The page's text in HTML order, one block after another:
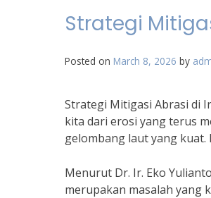
Strategi
Posted on March 8, 2026 by
Strategi Mitigasi Abrasi di
kita dari erosi yang terus
gelombang laut yang kuat.
Menurut Dr. Ir. Eko
merupakan masalah yang